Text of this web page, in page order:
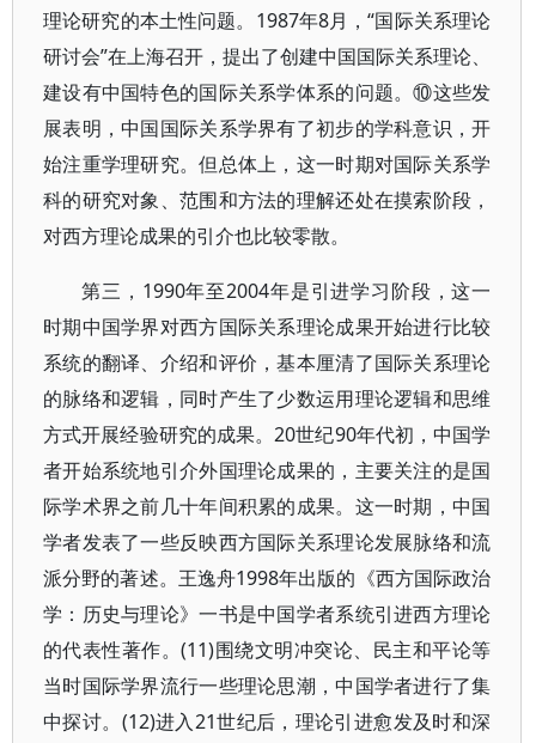
理论研究的本土性问题。1987年8月，“国际关系理论
研讨会”在上海召开，提出了创建中国国际关系理论、
建设有中国特色的国际关系学体系的问题。⑩这些发
展表明，中国国际关系学界有了初步的学科意识，开
始注重学理研究。但总体上，这一时期对国际关系学
科的研究对象、范围和方法的理解还处在摸索阶段，
对西方理论成果的引介也比较零散。
第三，1990年至2004年是引进学习阶段，这一
时期中国学界对西方国际关系理论成果开始进行比较
系统的翻译、介绍和评价，基本厘清了国际关系理论
的脉络和逻辑，同时产生了少数运用理论逻辑和思维
方式开展经验研究的成果。20世纪90年代初，中国学
者开始系统地引介外国理论成果的，主要关注的是国
际学术界之前几十年间积累的成果。这一时期，中国
学者发表了一些反映西方国际关系理论发展脉络和流
派分野的著述。王逸舟1998年出版的《西方国际政治
学：历史与理论》一书是中国学者系统引进西方理论
的代表性著作。(11)围绕文明冲突论、民主和平论等
当时国际学界流行一些理论思潮，中国学者进行了集
中探讨。(12)进入21世纪后，理论引进愈发及时和深